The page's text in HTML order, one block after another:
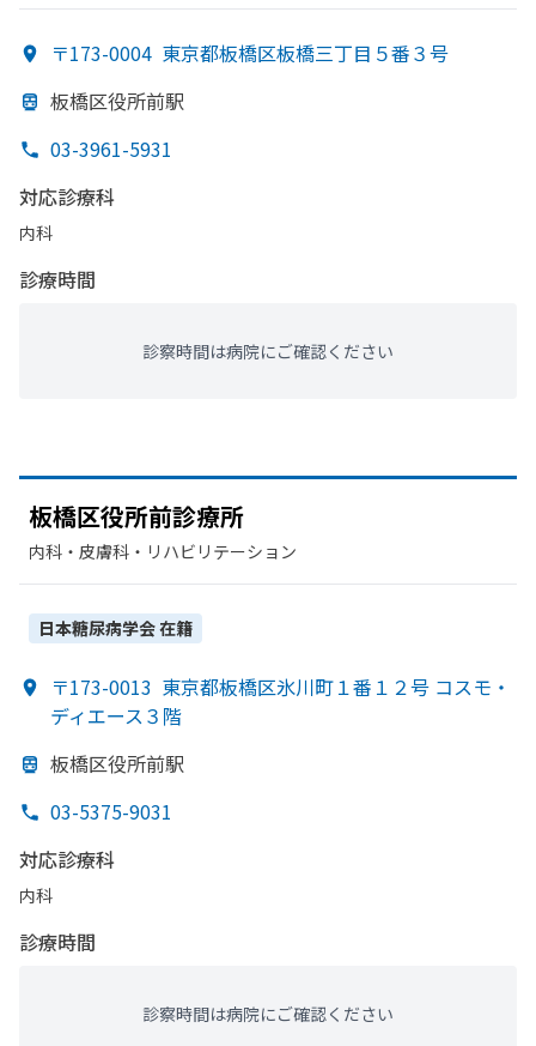
〒173-0004 東京都板橋区板橋三丁目５番３号
板橋区役所前駅
03-3961-5931
対応診療科
内科
診療時間
診察時間は病院にご確認ください
板橋区役所前診療所
内科・​皮膚科・​リハビリテーション
日本糖尿病学会在籍
〒173-0013 東京都板橋区氷川町１番１２号 コスモ・
ディエース３階
板橋区役所前駅
03-5375-9031
対応診療科
内科
診療時間
診察時間は病院にご確認ください